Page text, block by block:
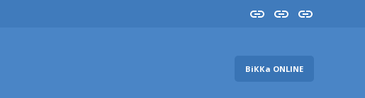
InstaYouTube
FB
ВіККа ONLINE